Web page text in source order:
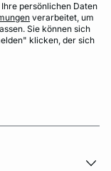
persönlichen Daten
verarbeitet, um
Sie können sich
klicken, der sich